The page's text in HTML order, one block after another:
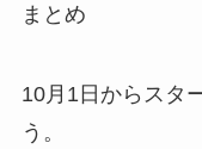
まとめ
10月1日からスタ
う。